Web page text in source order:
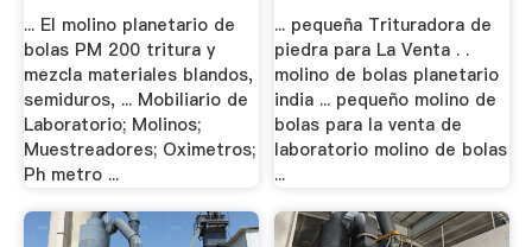
... El molino planetario de
bolas PM 200 tritura y
mezcla materiales blandos,
semiduros, ... Mobiliario de
Laboratorio; Molinos;
Muestreadores; Oximetros;
Ph metro ...
... pequeña Trituradora de
piedra para La Venta . .
molino de bolas planetario
india ... pequeño molino de
bolas para la venta de
laboratorio molino de bolas
...